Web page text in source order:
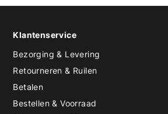
Klantenservice
Bezorging & Levering
Retourneren & Ruilen
Betalen
Bestellen & Voorraad